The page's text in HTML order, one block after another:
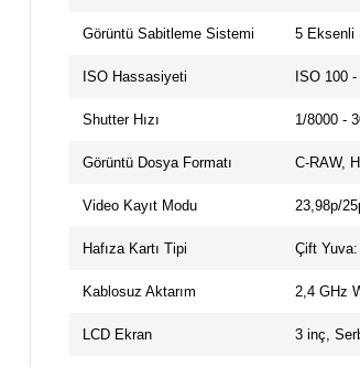
Görüntü Sabitleme Sistemi 5 Eksenli
ISO Hassasiyeti ISO 100
Shutter Hızı 1/8000 -
Görüntü Dosya Formatı C-RAW,
Video Kayıt Modu 23,98p/
Hafıza Kartı Tipi Çift
Kablosuz Aktarım 2,4 GHz
LCD Ekran 3 inç,